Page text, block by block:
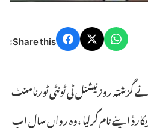
Share this:
سال کے دوران ٹونٹی ٹونٹی کرکٹ میں زیادہ رنز سکور کرنے کا پاکستانی ریکارڈ اپنے نام کرلیا ۔ 25 سالہ بابر اعظم نے گزشتہ روزنیشنل ٹی ٹونٹی ٹورنامنٹ
کا پاکستانی ریکارڈ اپنے نام کرلیا ،وہ رواں سال اب